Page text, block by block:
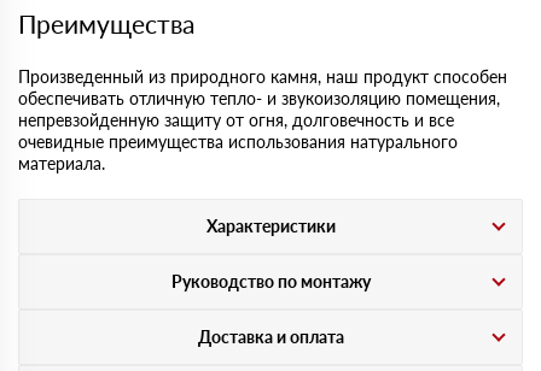
Преимущества
Произведенный из природного камня, наш продукт способен
обеспечивать отличную тепло- и звукоизоляцию помещения,
непревзойденную защиту от огня, долговечность и все
очевидные преимущества использования натурального
материала.
Характеристики
Руководство по монтажу
Доставка и оплата